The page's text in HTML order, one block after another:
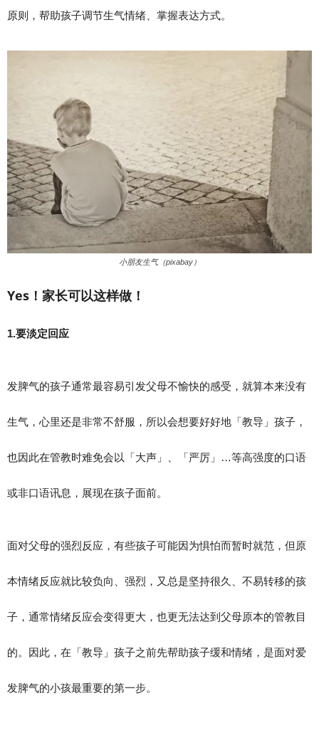
原则，帮助孩子调节生气情绪、掌握表达方式。
小朋友生气（pixabay）
Yes！家长可以这样做！
1.要淡定回应
发脾气的孩子通常最容易引发父母不愉快的感受，就算本来没有
生气，心里还是非常不舒服，所以会想要好好地「教导」孩子，
也因此在管教时难免会以「大声」、「严厉」…等高强度的口语
或非口语讯息，展现在孩子面前。
面对父母的强烈反应，有些孩子可能因为惧怕而暂时就范，但原
本情绪反应就比较负向、强烈，又总是坚持很久、不易转移的孩
子，通常情绪反应会变得更大，也更无法达到父母原本的管教目
的。因此，在「教导」孩子之前先帮助孩子缓和情绪，是面对爱
发脾气的小孩最重要的第一步。